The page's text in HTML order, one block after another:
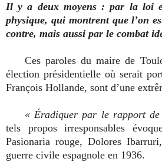
Il y a deux moyens : par la loi
physique, qui montrent que l’on
contre, mais aussi par le combat
Ces paroles du maire de
élection présidentielle où serait
François Hollande, sont d’une
« Éradiquer par le rapport de
tels propos irresponsables
Pasionaria rouge, Dolores
guerre civile espagnole en 1936.